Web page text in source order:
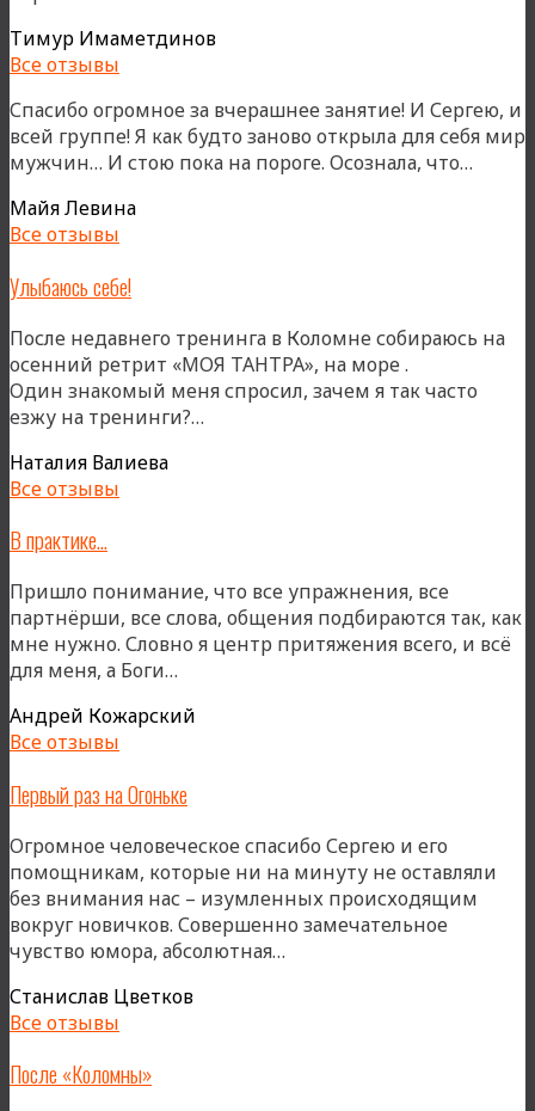
Тимур Имаметдинов
Все отзывы
Спасибо огромное за вчерашнее занятие! И Сергею, и
всей группе! Я как будто заново открыла для себя мир
мужчин… И стою пока на пороге. Осознала, что…
Майя Левина
Все отзывы
Улыбаюсь себе!
После недавнего тренинга в Коломне собираюсь на
осенний ретрит «МОЯ ТАНТРА», на море .
Один знакомый меня спросил, зачем я так часто
езжу на тренинги?…
Наталия Валиева
Все отзывы
В практике…
Пришло понимание, что все упражнения, все
партнёрши, все слова, общения подбираются так, как
мне нужно. Словно я центр притяжения всего, и всё
для меня, а Боги…
Андрей Кожарский
Все отзывы
Первый раз на Огоньке
Огромное человеческое спасибо Сергею и его
помощникам, которые ни на минуту не оставляли
без внимания нас – изумленных происходящим
вокруг новичков. Совершенно замечательное
чувство юмора, абсолютная…
Станислав Цветков
Все отзывы
После «Коломны»